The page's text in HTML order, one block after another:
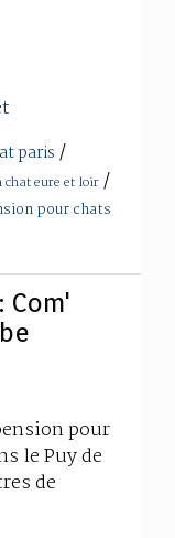
paris /
chat eure et loir /
pour chats
Com'
pour
le Puy de
de